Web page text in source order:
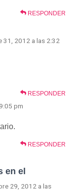
RESPONDER
31, 2012 a las 2:32
RESPONDER
pm
RESPONDER
en el
29, 2012 a las